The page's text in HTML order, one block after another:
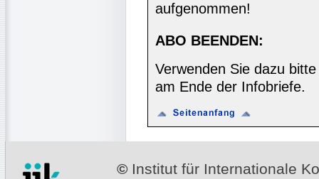
aufgenommen!
ABO BEENDEN:
Verwenden Sie dazu
am Ende der Infobriefe.
© Institut für Internationale